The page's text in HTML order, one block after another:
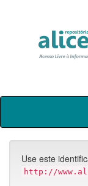
Skip
Use este
http://